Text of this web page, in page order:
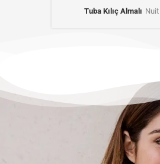
Tuba Kılıç Almalı Nuit